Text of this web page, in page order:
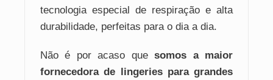
tecnologia especial de respiração e alta
durabilidade, perfeitas para o dia a dia.
Não é por acaso quesomos a maior
fornecedora de lingeries para grandes